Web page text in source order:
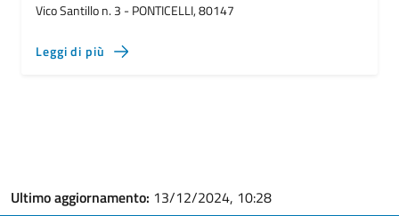
Vico Santillo n. 3 - PONTICELLI, 80147
Leggi di più
Ultimo aggiornamento: 13/12/2024, 10:28